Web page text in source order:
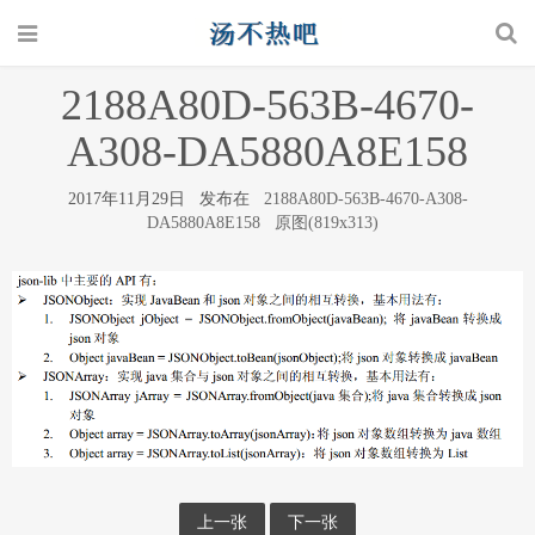
2188A80D-563B-4670-
A308-DA5880A8E158
2017年11月29日 发布在 2188A80D-563B-4670-A308-
DA5880A8E158
原图(819x313)
上一张 下一张